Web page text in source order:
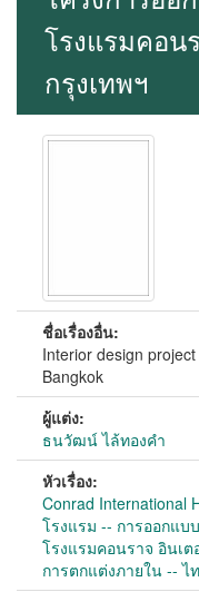
โรงแรมคอน
กรุงเทพฯ
ชื่อเรื่องอื่น:
Interior design
Bangkok
ผู้แต่ง:
ธนวัฒน์ ไล้ทองคำ
หัวเรื่อง:
Conrad International
โรงแรม -- การออกแบ
โรงแรมคอนราจ อินเต
การตกแต่งภายใน -- ไ